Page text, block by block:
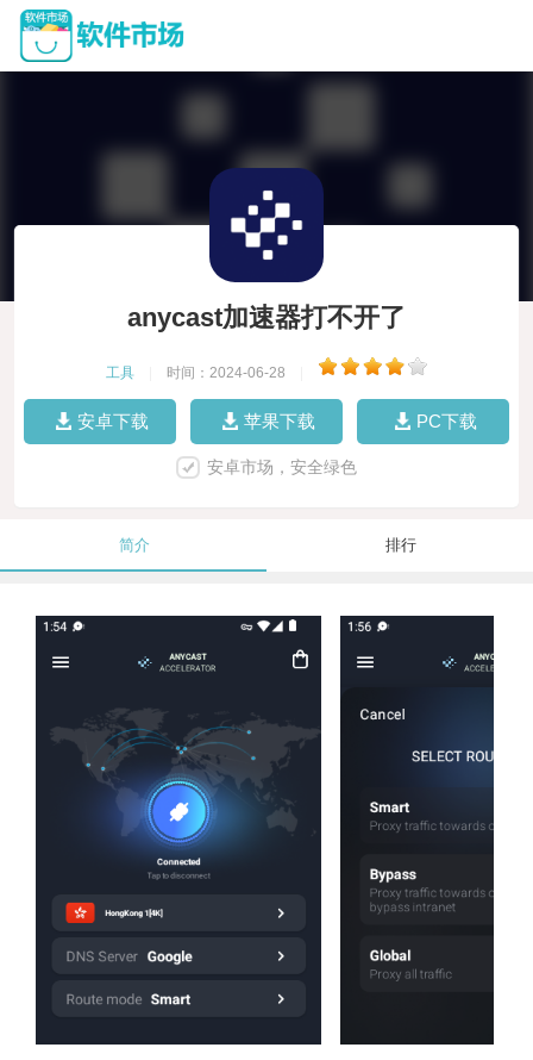
anycast加速器打不开了
工具 时间：2024-06-28
安卓下载 苹果下载 PC下载
安卓市场，安全绿色
简介 排行